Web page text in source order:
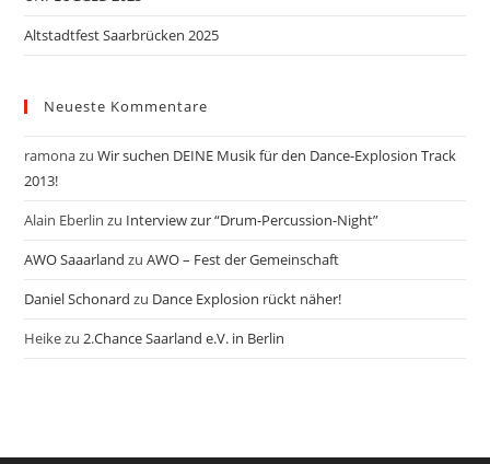
Altstadtfest Saarbrücken 2025
Neueste Kommentare
ramonazuWir suchen DEINE Musik für den Dance-Explosion Track
2013!
Alain Eberlin zu Interview zur “Drum-Percussion-Night”
AWO Saaarland zuAWO – Fest der Gemeinschaft
Daniel Schonard zu Dance Explosion rückt näher!
Heikezu2.Chance Saarland e.V. in Berlin